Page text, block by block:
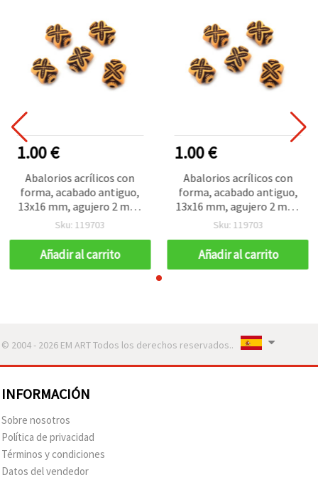
1.00 €
Abalorios acrílicos con
forma, acabado antiguo,
13x16 mm, agujero 2 mm,
marrón – Set decorativo
Sku: 119703
Añadir al carrito
1.00 €
Abalorios acrílicos con
forma, acabado antiguo,
13x16 mm, agujero 2 mm,
marrón – Set decorativo
Sku: 119703
Añadir al carrito
© 2004 - 2026 EM ART Todos los derechos reservados..
INFORMACIÓN
Sobre nosotros
Política de privacidad
Términos y condiciones
Datos del vendedor